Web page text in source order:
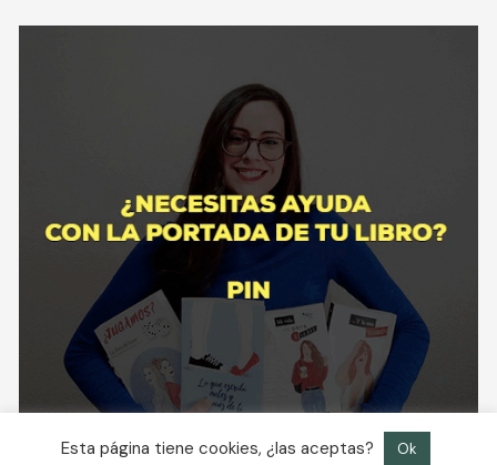
Esta página tiene cookies, ¿las aceptas? Ok